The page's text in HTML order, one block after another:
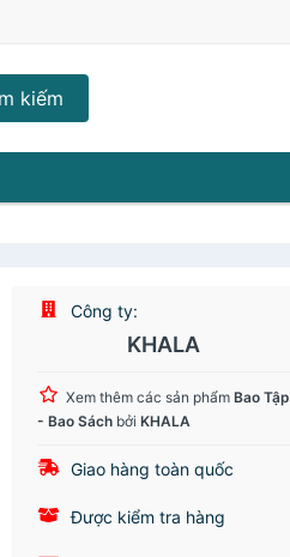
kiếm
Công ty:
KHALA
Xem thêm các sản phẩmBao Tập
- Bao Sách bởiKHALA
Giao hàng toàn quốc
Được kiểm tra hàng